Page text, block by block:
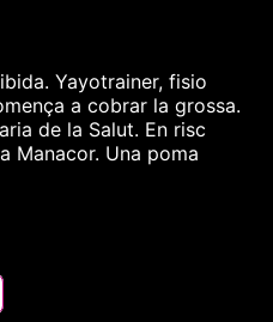
Yayotrainer, fisio
a cobrar la grossa.
de la Salut. En risc
Manacor. Una poma